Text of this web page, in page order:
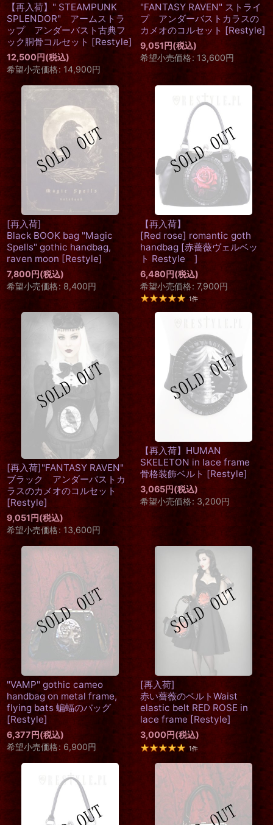
【再入荷】" STEAMPUNK
SPLENDOR" アームストラ
ップ アンダーバスト古典フ
ック胴骨コルセット [Restyle]
12,500円(税込)
希望小売価格: 14,900円
"FANTASY RAVEN" ストライ
プ アンダーバストカラスの
カメオのコルセット [Restyle]
9,051円(税込)
希望小売価格: 13,600円
[再入荷]
Black BOOK bag "Magic
Spells" gothic handbag,
raven moon [Restyle]
7,800円(税込)
希望小売価格: 8,400円
【再入荷】
[Red rose] romantic goth
handbag [赤薔薇ヴェルベッ
ト Restyle ]
6,480円(税込)
希望小売価格: 7,900円
1件
[再入荷]"FANTASY RAVEN"
ブラック アンダーバストカ
ラスのカメオのコルセット
[Restyle]
9,051円(税込)
希望小売価格: 13,600円
【再入荷】HUMAN
SKELETON in lace frame
骨格装飾ベルト [Restyle]
3,065円(税込)
希望小売価格: 3,200円
"VAMP" gothic cameo
handbag on metal frame,
flying bats 蝙蝠のバッグ
[Restyle]
6,377円(税込)
希望小売価格: 6,900円
[再入荷]
赤い薔薇のベルトWaist
elastic belt RED ROSE in
lace frame [Restyle]
3,000円(税込)
1件